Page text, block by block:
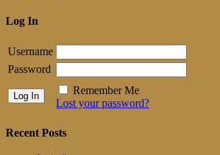
Log In
Username
Password
Remember Me
Lost your password?
Recent Posts